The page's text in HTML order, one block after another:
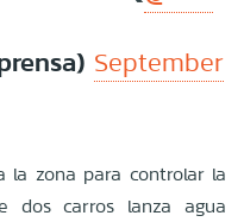
September
la zona para controlar la
dos carros lanza agua